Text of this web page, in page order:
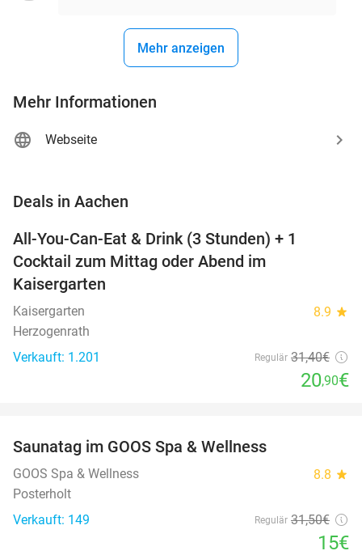
Mehr anzeigen
Mehr Informationen
Webseite
Deals in Aachen
All-You-Can-Eat & Drink (3 Stunden) + 1
Cocktail zum Mittag oder Abend im
Kaisergarten
Kaisergarten 8.9 star
Herzogenrath
Verkauft: 1.201
Regulär 31,40€
20,90€
TODAY
Saunatag im GOOS Spa & Wellness
GOOS Spa & Wellness 8.8 star
Posterholt
Verkauft: 149
Regulär 31,50€
15€